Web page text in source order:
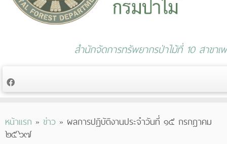
to
content
สำนักจัดการทรัพยากรป่าไม้ที่ 10 สาขาเ
หน้าแรก » ข่าว » ผลการปฏิบัติงานประจำวันที่ ๑๕ กรกฎาคม
๒๕๖๗